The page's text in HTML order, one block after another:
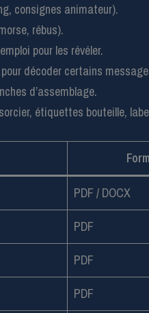
consignes animateur).
rébus).
pour les révéler.
décoder certains
d’assemblage.
étiquettes bouteille,
PDF / DOCX
PDF
PDF
PDF